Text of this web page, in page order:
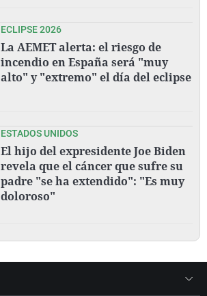
ECLIPSE 2026
La AEMET alerta: el riesgo de
incendio en España será "muy
alto" y "extremo" el día del eclipse
ESTADOS UNIDOS
El hijo del expresidente Joe Biden
revela que el cáncer que sufre su
padre "se ha extendido": "Es muy
doloroso"